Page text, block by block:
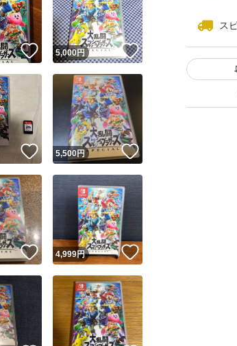
ス
ユーザーの実績について
定めた一定の基準を満たしたユーザーにバッジを付与
者 Yahoo!フリマの基準をクリアした安心・安全なユ
この商品の情報をコピーします
いいね！
5,000円 いいね！
いいね！
5,500円
いいね！
4,999円 いいね！